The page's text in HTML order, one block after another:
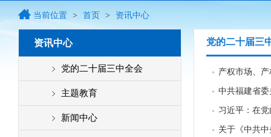
当前位置 > 首页 > 资讯中心
资讯中心
党的二十届三中全会
主题教育
新闻中心
党的二十届三
产权市场、
中共福建省
习近平：在
关于《中共